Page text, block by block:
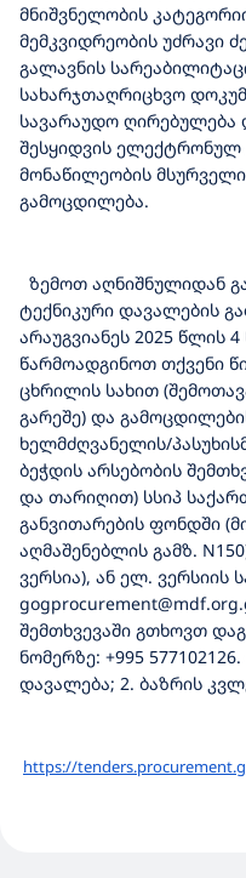
მნიშვნელობის
მემკვიდრეობის უძრავი
გალავნის
სახარჯთაღრიცხვო
სავარაუდო ღირებულება
შესყიდვის ელექტრონულ
მონაწილეობის
გამოცდილება.
ზემოთ აღნიშნულიდან
ტექნიკური დავალების
არაუგვიანეს 2025 წლის
წარმოადგინოთ თქვენი
ცხრილის სახით
გარეშე) და
ხელმძღვანელის/
ბეჭდის არსებობის
და თარიღით) სსიპ
განვითარების ფონდში
აღმაშენებლის გამზ.
ვერსია), ან ელ. ვერსიის
შემთხვევაში გთხოვთ
ნომერზე: +995
დავალება; 2. ბაზრის
https://tenders.